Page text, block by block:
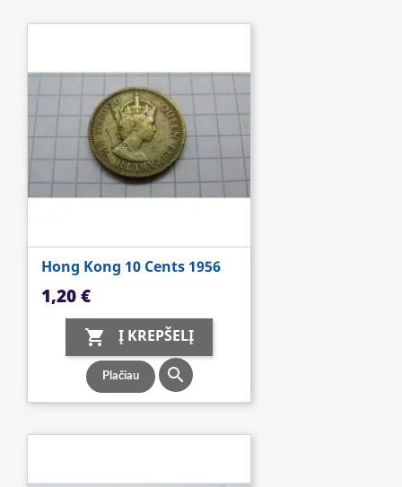
Hong Kong 10 Cents 1956
Kaina
1,20 €
 Į KREPŠELĮ
Plačiau 